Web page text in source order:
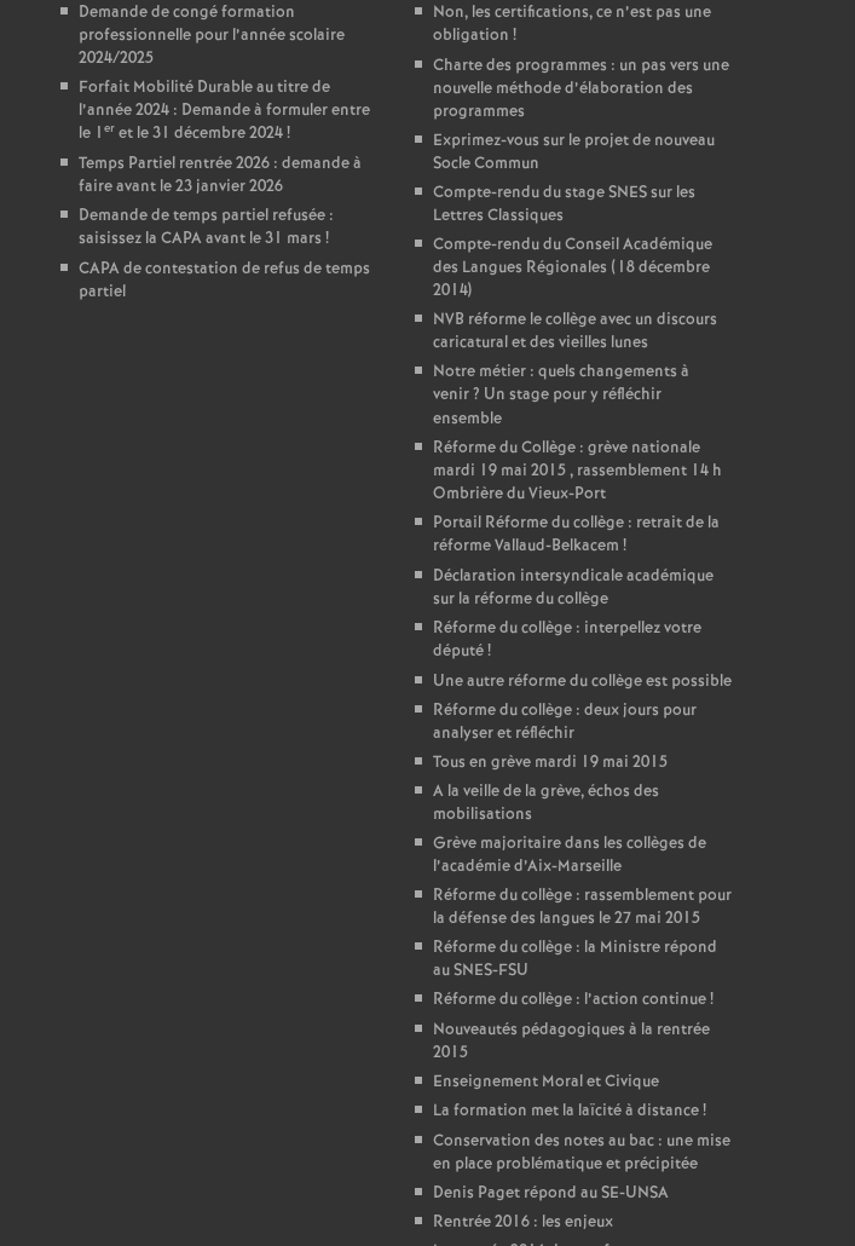
Demande de congé formation
professionnelle pour l’année scolaire
2024/2025
Forfait Mobilité Durable au titre de
l’année 2024 : Demande à formuler entre
le 1 er et le 31 décembre 2024!
Temps Partiel rentrée 2026 : demande à
faire avant le 23 janvier 2026
Demande de temps partiel refusée :
saisissez la CAPA avant le 31 mars !
CAPA de contestation de refus de temps
partiel
Non, les certifications, ce n’est pas une
obligation !
Charte des programmes : un pas vers une
nouvelle méthode d’élaboration des
programmes
Exprimez-vous sur le projet de nouveau
Socle Commun
Compte-rendu du stage SNES sur les
Lettres Classiques
Compte-rendu du Conseil Académique
des Langues Régionales (18 décembre
2014)
NVB réforme le collège avec un discours
caricatural et des vieilles lunes
Notre métier : quels changements à
venir? Un stage pour y réfléchir
ensemble
Réforme du Collège : grève nationale
mardi 19 mai 2015 , rassemblement 14 h
Ombrière du Vieux-Port
Portail Réforme du collège : retrait de la
réforme Vallaud-Belkacem !
Déclaration intersyndicale académique
sur la réforme du collège
Réforme du collège : interpellez votre
député!
Une autre réforme du collège est possible
Réforme du collège : deux jours pour
analyser et réfléchir
Tous en grève mardi 19 mai 2015
A la veille de la grève, échos des
mobilisations
Grève majoritaire dans les collèges de
l’académie d’Aix-Marseille
Réforme du collège : rassemblement pour
la défense des langues le 27 mai 2015
Réforme du collège : la Ministre répond
au SNES-FSU
Réforme du collège : l’action continue!
Nouveautés pédagogiques à la rentrée
2015
Enseignement Moral et Civique
La formation met la laïcité à distance!
Conservation des notes au bac : une mise
en place problématique et précipitée
Denis Paget répond au SE-UNSA
Rentrée 2016 : les enjeux